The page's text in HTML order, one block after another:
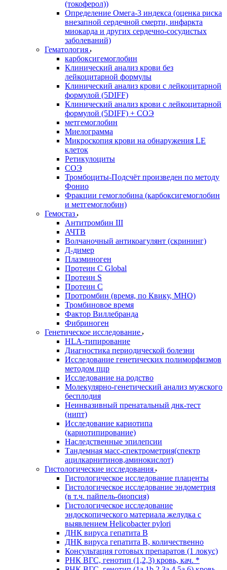
(токоферол))
Определение Омега-3 индекса (оценка риска
внезапной сердечной смерти, инфаркта
миокарда и других сердечно-сосудистых
заболеваний)
Гематология
карбоксигемоглобин
Клинический анализ крови без
лейкоцитарной формулы
Клинический анализ крови с лейкоцитарной
формулой (5DIFF)
Клинический анализ крови с лейкоцитарной
формулой (5DIFF) + СОЭ
метгемоглобин
Миелограмма
Микроскопия крови на обнаружения LE
клеток
Ретикулоциты
СОЭ
Тромбоциты-Подсчёт произведен по методу
Фонио
Фракции гемоглобина (карбоксигемоглобин
и метгемоглобин)
Гемостаз
Антитромбин III
АЧТВ
Волчаночный антикоагулянт (скрининг)
Д-димер
Плазминоген
Протеин C Global
Протеин S
Протеин С
Протромбин (время, по Квику, МНО)
Тромбиновое время
Фактор Виллебранда
Фибриноген
Генетическое исследование
HLA-типирование
Диагностика периодической болезни
Исследование генетических полиморфизмов
методом пцр
Исследование на родство
Молекулярно-генетический анализ мужского
бесплодия
Неинвазивный пренатальный днк-тест
(нипт)
Исследование кариотипа
(кариотипирование)
Наследственные эпилепсии
Тандемная масс-спектрометрия(спектр
ацилкарнитинов,аминокислот)
Гистологические исследования
Гистологическое исследование плаценты
Гистологическое исследование эндометрия
(в т.ч. пайпель-биопсия)
Гистологическое исследование
эндоскопического материала желудка с
выявлением Helicobacter pylori
ДНК вируса гепатита B
ДНК вируса гепатита B, количественно
Консультация готовых препаратов (1 локус)
РНК ВГC, генотип (1,2,3) кровь, кач. *